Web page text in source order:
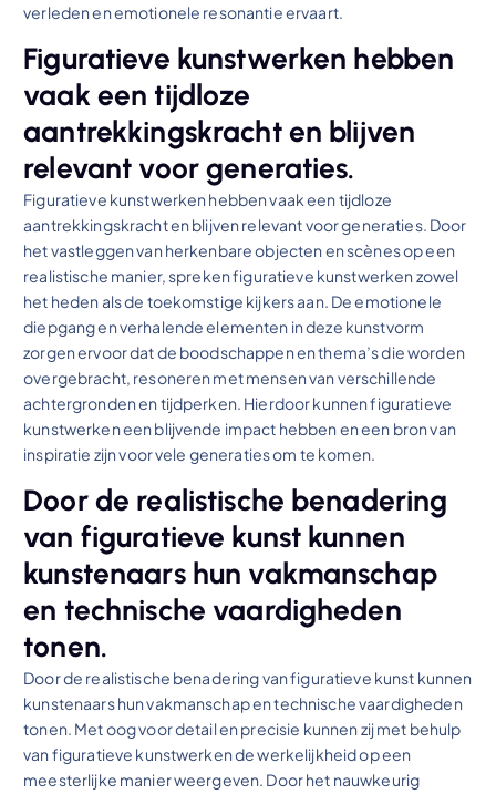
verleden en emotionele resonantie ervaart.
Figuratieve kunstwerken hebben
vaak een tijdloze
aantrekkingskracht en blijven
relevant voor generaties.
Figuratieve kunstwerken hebben vaak een tijdloze
aantrekkingskracht en blijven relevant voor generaties. Door
het vastleggen van herkenbare objecten en scènes op een
realistische manier, spreken figuratieve kunstwerken zowel
het heden als de toekomstige kijkers aan. De emotionele
diepgang en verhalende elementen in deze kunstvorm
zorgen ervoor dat de boodschappen en thema’s die worden
overgebracht, resoneren met mensen van verschillende
achtergronden en tijdperken. Hierdoor kunnen figuratieve
kunstwerken een blijvende impact hebben en een bron van
inspiratie zijn voor vele generaties om te komen.
Door de realistische benadering
van figuratieve kunst kunnen
kunstenaars hun vakmanschap
en technische vaardigheden
tonen.
Door de realistische benadering van figuratieve kunst kunnen
kunstenaars hun vakmanschap en technische vaardigheden
tonen. Met oog voor detail en precisie kunnen zij met behulp
van figuratieve kunstwerken de werkelijkheid op een
meesterlijke manier weergeven. Door het nauwkeurig